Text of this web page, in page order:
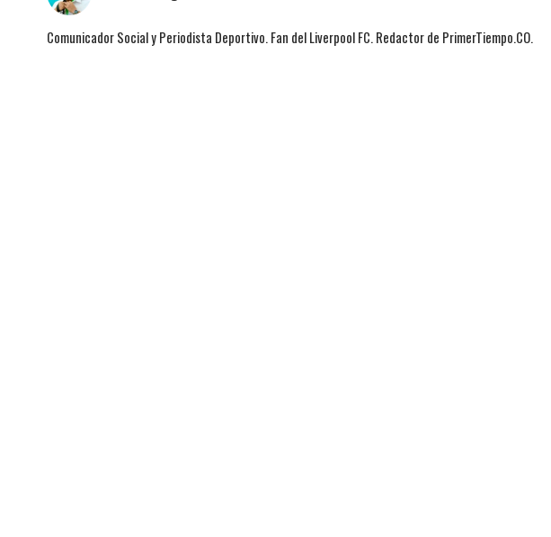
Comunicador Social y Periodista Deportivo. Fan del Liverpool FC. Redactor de PrimerTiempo.CO.